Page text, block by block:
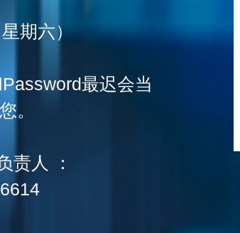
期六）
最迟会当
。
责人 ：